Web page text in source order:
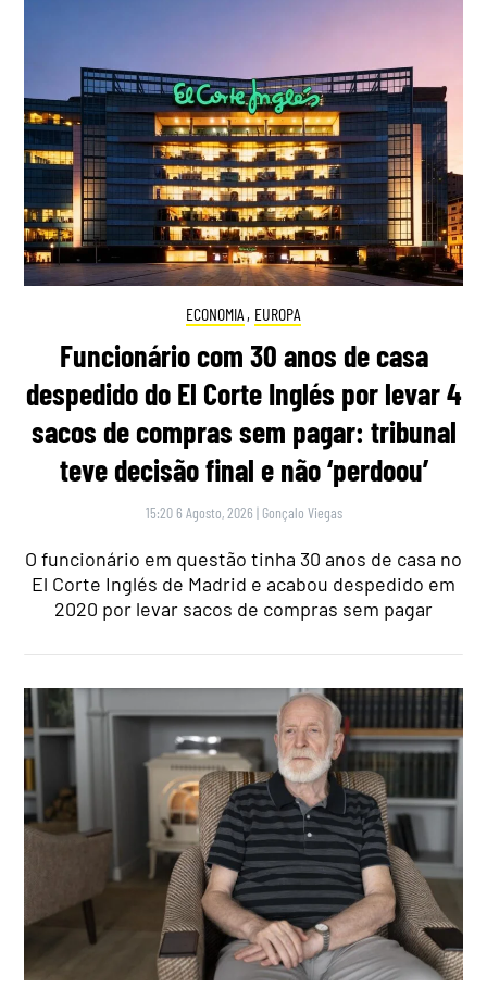
ECONOMIA , EUROPA
Funcionário com 30 anos de casa
despedido do El Corte Inglés por levar 4
sacos de compras sem pagar: tribunal
teve decisão final e não ‘perdoou’
15:20 6 Agosto, 2026 | Gonçalo Viegas
O funcionário em questão tinha 30 anos de casa no
El Corte Inglés de Madrid e acabou despedido em
2020 por levar sacos de compras sem pagar